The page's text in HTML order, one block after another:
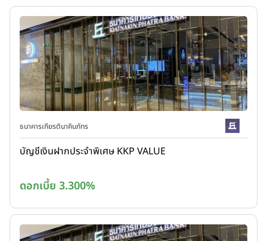
ธนาคารเกียรตินาคินภัทร
บัญชีเงินฝากประจำพิเศษ KKP VALUE
ดอกเบี้ย 3.300%